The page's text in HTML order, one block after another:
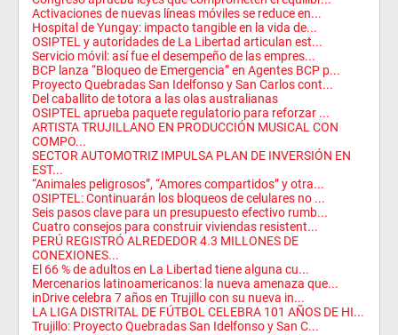
Activaciones de nuevas líneas móviles se reduce en...
Hospital de Yungay: impacto tangible en la vida de...
OSIPTEL y autoridades de La Libertad articulan est...
Servicio móvil: así fue el desempeño de las empres...
BCP lanza “Bloqueo de Emergencia” en Agentes BCP p...
Proyecto Quebradas San Idelfonso y San Carlos cont...
Del caballito de totora a las olas australianas
OSIPTEL aprueba paquete regulatorio para reforzar ...
ARTISTA TRUJILLANO EN PRODUCCIÓN MUSICAL CON
COMPO...
SECTOR AUTOMOTRIZ IMPULSA PLAN DE INVERSIÓN EN
EST...
“Animales peligrosos”, “Amores compartidos” y otra...
OSIPTEL: Continuarán los bloqueos de celulares no ...
Seis pasos clave para un presupuesto efectivo rumb...
Cuatro consejos para construir viviendas resistent...
PERÚ REGISTRÓ ALREDEDOR 4.3 MILLONES DE
CONEXIONES...
El 66 % de adultos en La Libertad tiene alguna cu...
Mercenarios latinoamericanos: la nueva amenaza que...
inDrive celebra 7 años en Trujillo con su nueva in...
LA LIGA DISTRITAL DE FÚTBOL CELEBRA 101 AÑOS DE HI...
Trujillo: Proyecto Quebradas San Idelfonso y San C...